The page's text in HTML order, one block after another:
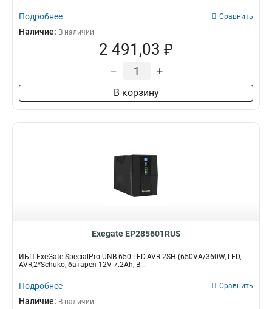
Подробнее Сравнить
Наличие: В наличии
2 491,03 ₽
– +
В корзину
Exegate EP285601RUS
ИБП ExeGate SpecialPro UNB-650.LED.AVR.2SH (650VA/360W, LED,
AVR,2*Schuko, батарея 12V 7.2Ah, B...
Подробнее Сравнить
Наличие: В наличии